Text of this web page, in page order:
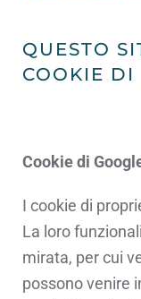
QUESTO
COOKIE
Cookie di
I cookie di
La loro
mirata, per cui
possono venire